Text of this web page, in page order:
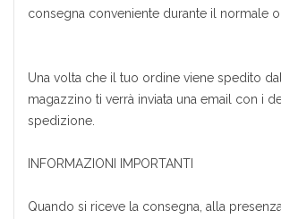
consegna conveniente durante il normale
Una volta che il tuo ordine viene spedito
magazzino ti verrà inviata una email con i
spedizione.
INFORMAZIONI IMPORTANTI
Quando si riceve la consegna, alla